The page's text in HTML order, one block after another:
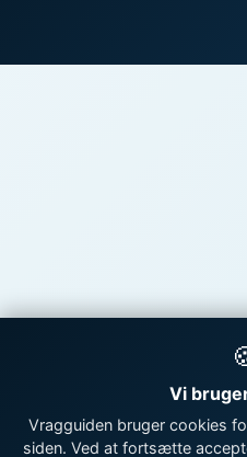
Vi
Vragguiden bruger cookies
siden. Ved at fortsætte